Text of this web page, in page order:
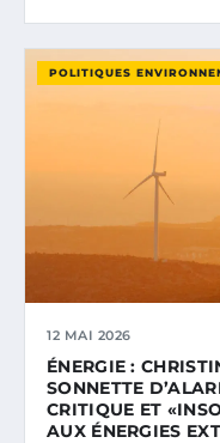
POLITIQUES
12 MAI 2026
ÉNERGIE :
SONNETTE
CRITIQUE ET
AUX ÉNERGIES